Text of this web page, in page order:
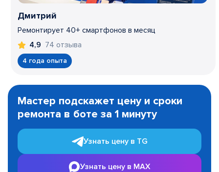
Дмитрий
Ремонтирует 40+ смартфонов в месяц
4,9 74 отзыва
4 года опыта
1
Мастер подскажет цену и сроки
ремонта в боте за 1 минуту
Узнать цену в TG
Узнать цену в MAX